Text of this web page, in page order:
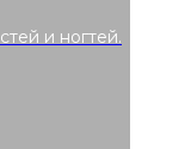
и ногтей.